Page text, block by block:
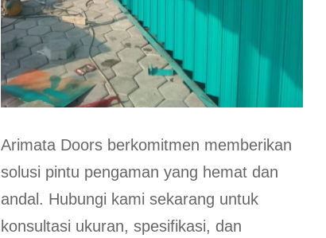
Arimata Doors berkomitmen memberikan
solusi pintu pengaman yang hemat dan
andal. Hubungi kami sekarang untuk
konsultasi ukuran, spesifikasi, dan